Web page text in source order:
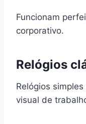
Funcionam
corporativo.
Relógios
Relógios
visual de